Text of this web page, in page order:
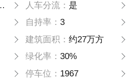
人车分流： 是
自持率： 3
建筑面积： 约27万方
绿化率： 30%
停车位： 1967